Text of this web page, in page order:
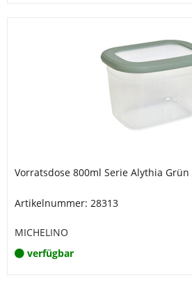
Vorratsdose 800ml Serie Alythia Grün
Artikelnummer: 28313
MICHELINO
verfügbar